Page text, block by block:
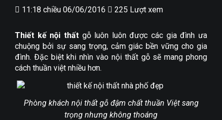
11:18 chiều 06/06/2016 225 Lượt xem
Thiết kế nội thấtgỗ luôn luôn được các gia đình ưa
chuộng bởi sự sang trọng, cảm giác bền vững cho gia
đình. Đặc biệt khi nhìn vào nội thất gỗ sẽ mang phong
cách thuần việt nhiều hơn.
Phòng khách nội thất gỗ đậm chất thuần Việt sang
trọng nhưng không thoáng